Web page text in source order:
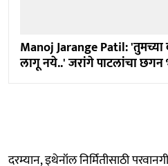
Manoj Jarange Patil: 'तुमच्या
लागू नये..' जरांगे पाटलांचा छगन
दरम्यान, इथेनॉल निर्मितीसाठी